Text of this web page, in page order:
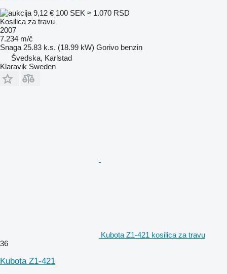
9,12 € 100 SEK ≈ 1.070 RSD
Kosilica za travu
2007
7.234 m/č
Snaga 25.83 k.s. (18.99 kW) Gorivo benzin
Švedska, Karlstad
Klaravik Sweden
Kubota Z1-421 kosilica za travu
36
Kubota Z1-421